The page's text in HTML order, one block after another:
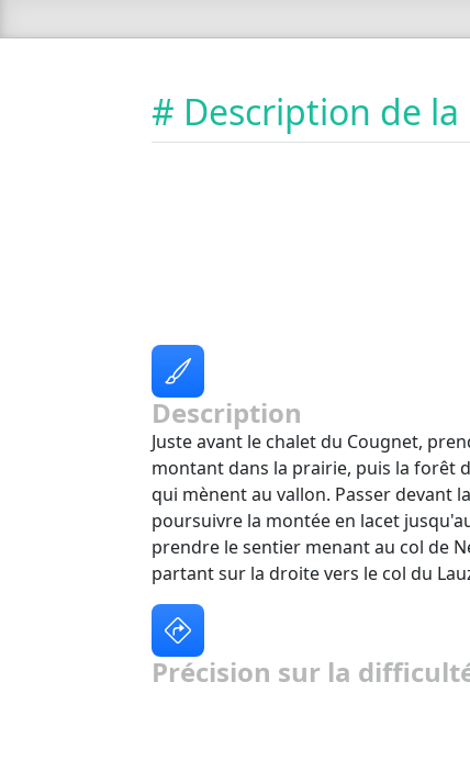
# Description de
Description
Juste avant le chalet du Cougnet,
montant dans la prairie, puis la forêt
qui mènent au vallon. Passer devant
poursuivre la montée en lacet
prendre le sentier menant au col de
partant sur la droite vers le col du
Précision sur la